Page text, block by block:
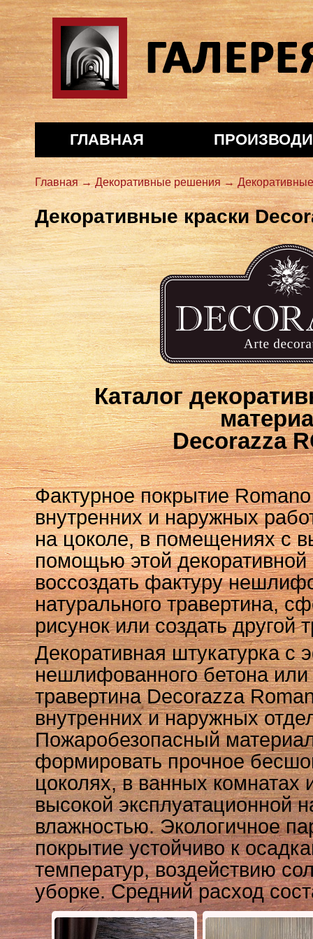
Галерея декора
ГЛАВНАЯ
Главная → Декоративные решения →
Декоративные краски
Каталог
Decorazza
Фактурное покрытие
внутренних и наружных
на цоколе, в помещениях с
помощью этой
воссоздать фактуру
натурального травертина,
рисунок или создать
Декоративная штукатурка с
нешлифованного бетона или
травертина Decorazza
внутренних и наружных
Пожаробезопасный
формировать прочное
цоколях, в ванных комнатах
высокой эксплуатационной
влажностью. Экологичное
покрытие устойчиво к
температур, воздействию
уборке. Средний расход